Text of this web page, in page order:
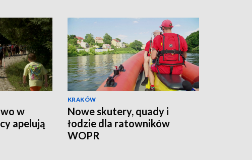
w
apelują
KRAKÓW
Nowe skutery, quady i
łodzie dla ratowników
WOPR